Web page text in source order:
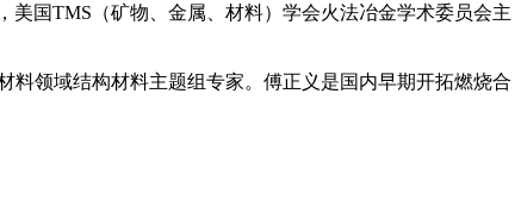
美国TMS（矿物、金属、材料）学会火法冶金学术委员会主
料领域结构材料主题组专家。傅正义是国内早期开拓燃烧合